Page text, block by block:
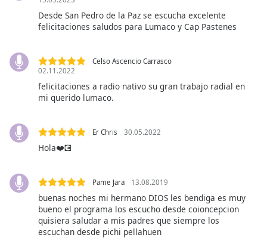
Picture-
in-
Picture
Fullscreen
modal
Beginning
Desde San Pedro de la Paz se escucha excelente
felicitaciones saludos para Lumaco y Cap Pastenes
Celso Ascencio Carrasco
02.11.2022
felicitaciones a radio nativo su gran trabajo radial en
mi querido lumaco.
Er Chris 30.05.2022
Hola❤️💽
Pame Jara 13.08.2019
buenas noches mi hermano DIOS les bendiga es muy
bueno el programa los escucho desde coioncepcion
quisiera saludar a mis padres que siempre los
escuchan desde pichi pellahuen